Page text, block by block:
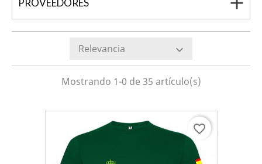
PROVEEDORES
Relevancia expand_more
Mostrando 1-0 de 35 artículo(s)
favorite_border